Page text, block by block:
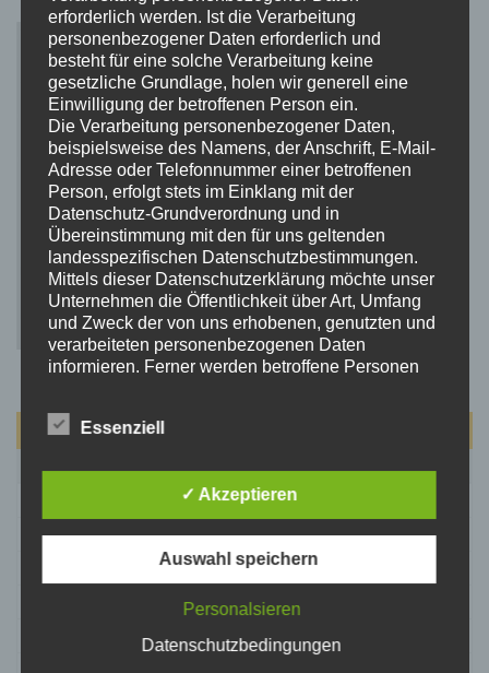
M
D M D F S
S
3
4 5 6 7 8
9
12 13 14
19 20 21
27
erforderlich werden. Ist die Verarbeitung
personenbezogener Daten erforderlich und
besteht für eine solche Verarbeitung keine
gesetzliche Grundlage, holen wir generell eine
Einwilligung der betroffenen Person ein.
Die Verarbeitung personenbezogener Daten,
beispielsweise des Namens, der Anschrift, E-Mail-
Adresse oder Telefonnummer einer betroffenen
Person, erfolgt stets im Einklang mit der
Datenschutz-Grundverordnung und in
Übereinstimmung mit den für uns geltenden
landesspezifischen Datenschutzbestimmungen.
Mittels dieser Datenschutzerklärung möchte unser
Unternehmen die Öffentlichkeit über Art, Umfang
und Zweck der von uns erhobenen, genutzten und
verarbeiteten personenbezogenen Daten
informieren. Ferner werden betroffene Personen
zustehenden Rechte aufgeklärt.
Wir haben als für die Verarbeitung Verantwortlicher
Maßnahmen umgesetzt, um einen möglichst
lückenlosen Schutz der über diese Internetseite
verarbeiteten personenbezogenen Daten
sicherzustellen. Dennoch können Internetbasierte
Datenübertragungen grundsätzlich
Sicherheitslücken aufweisen, sodass ein absoluter
Schutz nicht gewährleistet werden kann. Aus
frei, personenbezogene Daten auch auf
Essenziell
✓ Akzeptieren
Auswahl speichern
Personalsieren
Datenschutzbedingungen